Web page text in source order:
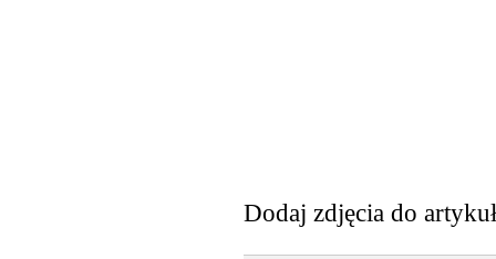
Dodaj zdjęcia do